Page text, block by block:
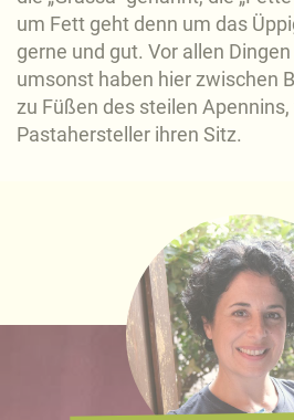
um Fett geht denn um das
gerne und gut. Vor allen
umsonst haben hier zwischen
zu Füßen des steilen
Pastahersteller ihren Sitz.